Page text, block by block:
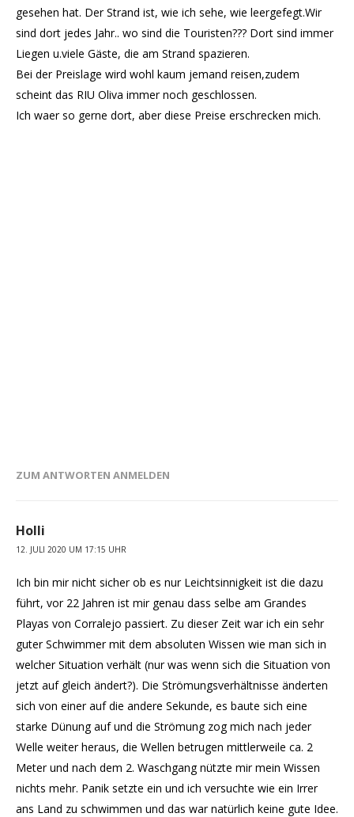
gesehen hat. Der Strand ist, wie ich sehe, wie leergefegt.Wir
sind dort jedes Jahr.. wo sind die Touristen??? Dort sind immer
Liegen u.viele Gäste, die am Strand spazieren.
Bei der Preislage wird wohl kaum jemand reisen,zudem
scheint das RIU Oliva immer noch geschlossen.
Ich waer so gerne dort, aber diese Preise erschrecken mich.
ZUM ANTWORTEN ANMELDEN
Holli
12. JULI 2020 UM 17:15 UHR
Ich bin mir nicht sicher ob es nur Leichtsinnigkeit ist die dazu
führt, vor 22 Jahren ist mir genau dass selbe am Grandes
Playas von Corralejo passiert. Zu dieser Zeit war ich ein sehr
guter Schwimmer mit dem absoluten Wissen wie man sich in
welcher Situation verhält (nur was wenn sich die Situation von
jetzt auf gleich ändert?). Die Strömungsverhältnisse änderten
sich von einer auf die andere Sekunde, es baute sich eine
starke Dünung auf und die Strömung zog mich nach jeder
Welle weiter heraus, die Wellen betrugen mittlerweile ca. 2
Meter und nach dem 2. Waschgang nützte mir mein Wissen
nichts mehr. Panik setzte ein und ich versuchte wie ein Irrer
ans Land zu schwimmen und das war natürlich keine gute Idee.